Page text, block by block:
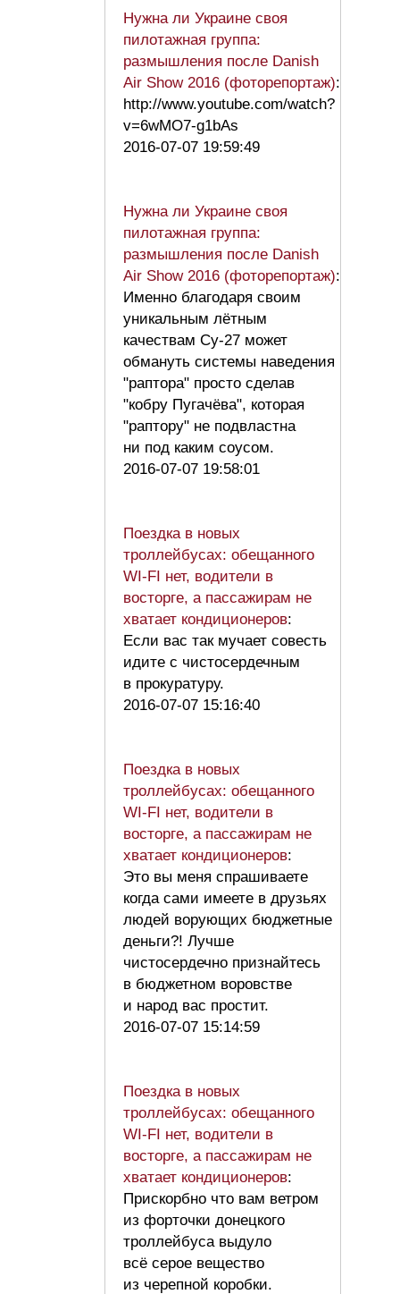
Нужна ли Украине своя
пилотажная группа:
размышления после Danish
Air Show 2016 (фоторепортаж):
http://www.youtube.com/watch?
v=6wMO7-g1bAs
2016-07-07 19:59:49
Нужна ли Украине своя
пилотажная группа:
размышления после Danish
Air Show 2016 (фоторепортаж):
Именно благодаря своим
уникальным лётным
качествам Су-27 может
обмануть системы наведения
"раптора" просто сделав
"кобру Пугачёва", которая
"раптору" не подвластна
ни под каким соусом.
2016-07-07 19:58:01
Поездка в новых
троллейбусах: обещанного
WI-FI нет, водители в
восторге, а пассажирам не
хватает кондиционеров:
Если вас так мучает совесть
идите с чистосердечным
в прокуратуру.
2016-07-07 15:16:40
Поездка в новых
троллейбусах: обещанного
WI-FI нет, водители в
восторге, а пассажирам не
хватает кондиционеров:
Это вы меня спрашиваете
когда сами имеете в друзьях
людей ворующих бюджетные
деньги?! Лучше
чистосердечно признайтесь
в бюджетном воровстве
и народ вас простит.
2016-07-07 15:14:59
Поездка в новых
троллейбусах: обещанного
WI-FI нет, водители в
восторге, а пассажирам не
хватает кондиционеров:
Прискорбно что вам ветром
из форточки донецкого
троллейбуса выдуло
всё серое вещество
из черепной коробки.